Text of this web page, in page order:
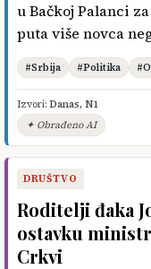
u Bačkoj Palanci
puta više novca
#Srbija #Politika
Izvori: Danas, N1
✦ Obrađeno AI
DRUŠTVO
Roditelji đaka
ostavku
Crkvi